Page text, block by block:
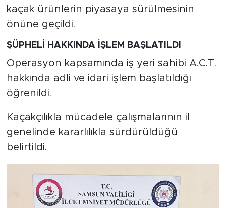
kaçak ürünlerin piyasaya sürülmesinin
önüne geçildi.
ŞÜPHELİ HAKKINDA İŞLEM BAŞLATILDI
Operasyon kapsamında iş yeri sahibi A.C.T.
hakkında adli ve idari işlem başlatıldığı
öğrenildi.
Kaçakçılıkla mücadele çalışmalarının il
genelinde kararlılıkla sürdürüldüğü
belirtildi.